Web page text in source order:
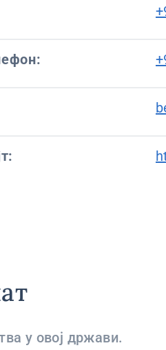
у овој држави.